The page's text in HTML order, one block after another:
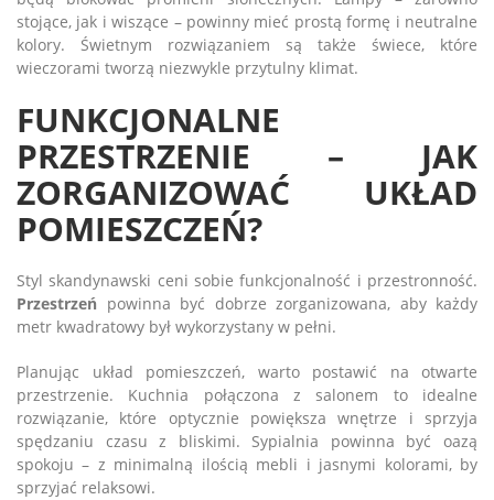
stojące, jak i wiszące – powinny mieć prostą formę i neutralne
kolory. Świetnym rozwiązaniem są także świece, które
wieczorami tworzą niezwykle przytulny klimat.
FUNKCJONALNE
PRZESTRZENIE – JAK
ZORGANIZOWAĆ UKŁAD
POMIESZCZEŃ?
Styl skandynawski ceni sobie funkcjonalność i przestronność.
Przestrzeń powinna być dobrze zorganizowana, aby każdy
metr kwadratowy był wykorzystany w pełni.
Planując układ pomieszczeń, warto postawić na otwarte
przestrzenie. Kuchnia połączona z salonem to idealne
rozwiązanie, które optycznie powiększa wnętrze i sprzyja
spędzaniu czasu z bliskimi. Sypialnia powinna być oazą
spokoju – z minimalną ilością mebli i jasnymi kolorami, by
sprzyjać relaksowi.